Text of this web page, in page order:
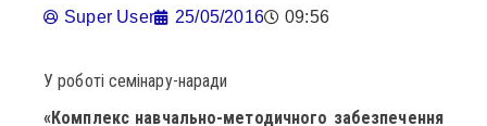
Super User 25/05/2016 09:56
У роботі семінару-наради
«Комплекс навчально-методичного забезпечення